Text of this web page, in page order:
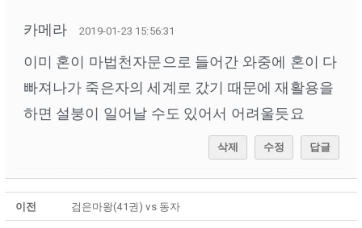
카메라 2019-01-23 15:56:31
이미 혼이 마법천자문으로 들어간 와중에 혼이 다
빠져나가 죽은자의 세계로 갔기 때문에 재활용을
하면 설붕이 일어날 수도 있어서 어려울듯요
삭제 수정 답글
이전 검은마왕(41권) vs 동자